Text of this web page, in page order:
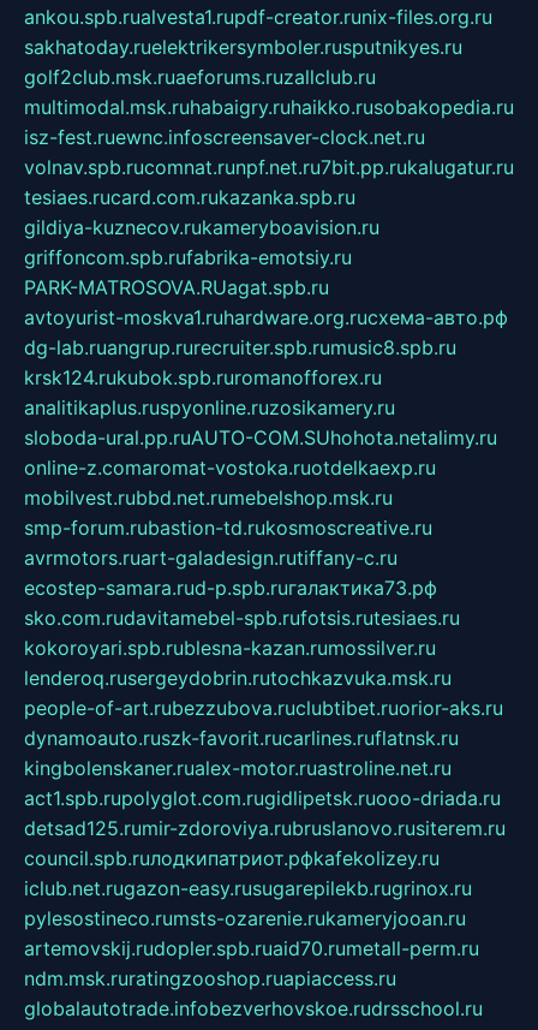
ankou.spb.rualvesta1.rupdf-creator.runix-files.org.ru
sakhatoday.ruelektrikersymboler.rusputnikyes.ru
golf2club.msk.ruaeforums.ruzallclub.ru
multimodal.msk.ruhabaigry.ruhaikko.rusobakopedia.ru
isz-fest.ruewnc.infoscreensaver-clock.net.ru
volnav.spb.rucomnat.runpf.net.ru7bit.pp.rukalugatur.ru
tesiaes.rucard.com.rukazanka.spb.ru
gildiya-kuznecov.rukameryboavision.ru
griffoncom.spb.rufabrika-emotsiy.ru
PARK-MATROSOVA.RUagat.spb.ru
avtoyurist-moskva1.ruhardware.org.ruсхема-авто.рф
dg-lab.ruangrup.rurecruiter.spb.rumusic8.spb.ru
krsk124.rukubok.spb.ruromanofforex.ru
analitikaplus.ruspyonline.ruzosikamery.ru
sloboda-ural.pp.ruAUTO-COM.SUhohota.netalimy.ru
online-z.comaromat-vostoka.ruotdelkaexp.ru
mobilvest.rubbd.net.rumebelshop.msk.ru
smp-forum.rubastion-td.rukosmoscreative.ru
avrmotors.ruart-galadesign.rutiffany-c.ru
ecostep-samara.rud-p.spb.ruгалактика73.рф
sko.com.rudavitamebel-spb.rufotsis.rutesiaes.ru
kokoroyari.spb.rublesna-kazan.rumossilver.ru
lenderoq.rusergeydobrin.rutochkazvuka.msk.ru
people-of-art.rubezzubova.ruclubtibet.ruorior-aks.ru
dynamoauto.ruszk-favorit.rucarlines.ruflatnsk.ru
kingbolenskaner.rualex-motor.ruastroline.net.ru
act1.spb.rupolyglot.com.rugidlipetsk.ruooo-driada.ru
detsad125.rumir-zdoroviya.rubruslanovo.rusiterem.ru
council.spb.ruлодкипатриот.рфkafekolizey.ru
iclub.net.rugazon-easy.rusugarepilekb.rugrinox.ru
pylesostineco.rumsts-ozarenie.rukameryjooan.ru
artemovskij.rudopler.spb.ruaid70.rumetall-perm.ru
ndm.msk.ruratingzooshop.ruapiaccess.ru
globalautotrade.infobezverhovskoe.rudrsschool.ru